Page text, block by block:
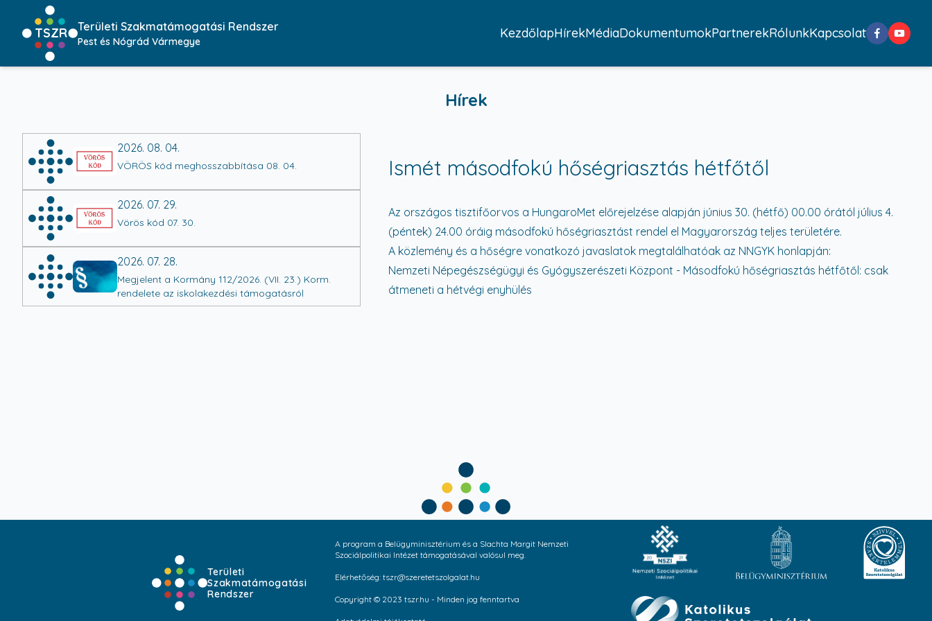
TSZR Területi Szakmatámogatási Rendszer
Pest és Nógrád Vármegye
KezdőlapHírekMédiaDokumentumokPartnerekRólunkKapcsolat
Hírek
2026. 08. 04.
VÖRÖS kód meghosszabbítása 08. 04.
2026. 07. 29.
Vörös kód 07. 30.
2026. 07. 28.
Megjelent a Kormány 112/2026. (VII. 23.) Korm.
rendelete az iskolakezdési támogatásról
Ismét másodfokú hőségriasztás hétfőtől
Az országos tisztifőorvos a HungaroMet előrejelzése alapján június 30. (hétfő) 00.00 órától július 4.
(péntek) 24.00 óráig másodfokú hőségriasztást rendel el Magyarország teljes területére.
A közlemény és a hőségre vonatkozó javaslatok megtalálhatóak az NNGYK honlapján:
Nemzeti Népegészségügyi és Gyógyszerészeti Központ - Másodfokú hőségriasztás hétfőtől: csak
átmeneti a hétvégi enyhülés
Területi
Szakmatámogatási
Rendszer
A program a Belügyminisztérium és a Slachta Margit Nemzeti
Szociálpolitikai Intézet támogatásával valósul meg.
Elérhetőség: tszr@szeretetszolgalat.hu
Copyright © 2023 tszr.hu - Minden jog fenntartva